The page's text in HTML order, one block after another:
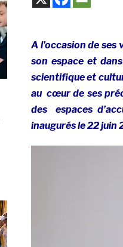
A l’occasion de
son espace et
scientifique et
aucœur de ses
des espaces
inaugurés le 22 juin